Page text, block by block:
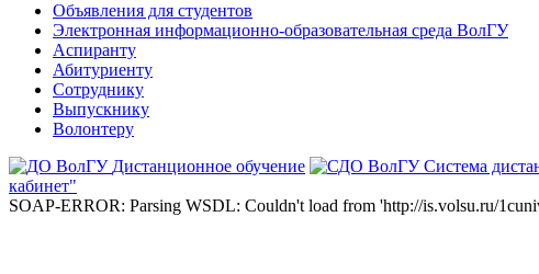
Объявления для студентов
Электронная информационно-образовательная среда ВолГУ
Аспиранту
Абитуриенту
Сотруднику
Выпускнику
Волонтеру
Дистанционное обучение
Система
кабинет"
SOAP-ERROR: Parsing WSDL: Couldn't load from 'http://is.volsu.ru/